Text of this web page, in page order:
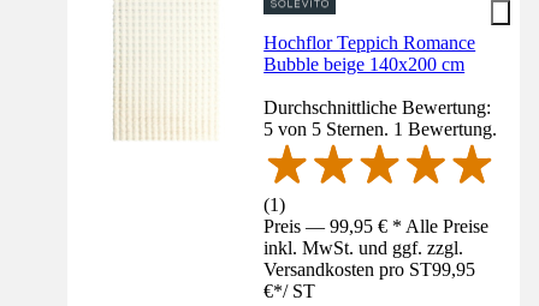
Hochflor Teppich Romance
Bubble beige 140x200 cm
Durchschnittliche Bewertung:
5 von 5 Sternen. 1 Bewertung.
(1)
Preis — 99,95 € * Alle Preise
inkl. MwSt. und ggf. zzgl.
Versandkosten pro ST99,95
€*/ ST